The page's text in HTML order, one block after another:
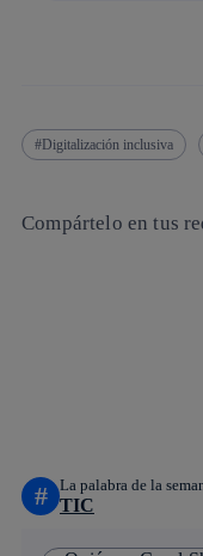
Digitalización inclusiva
Compártelo en tus
# La palabra de la
TIC